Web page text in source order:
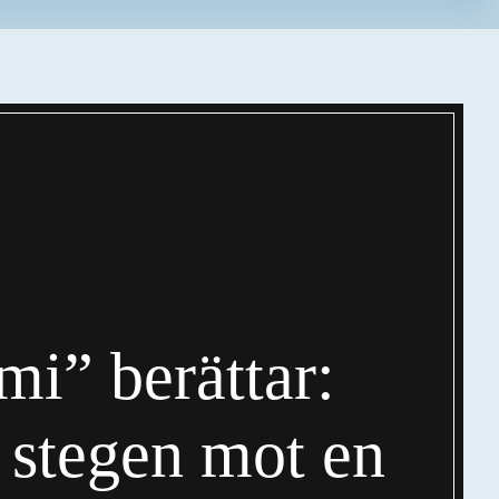
berättar:
mot en